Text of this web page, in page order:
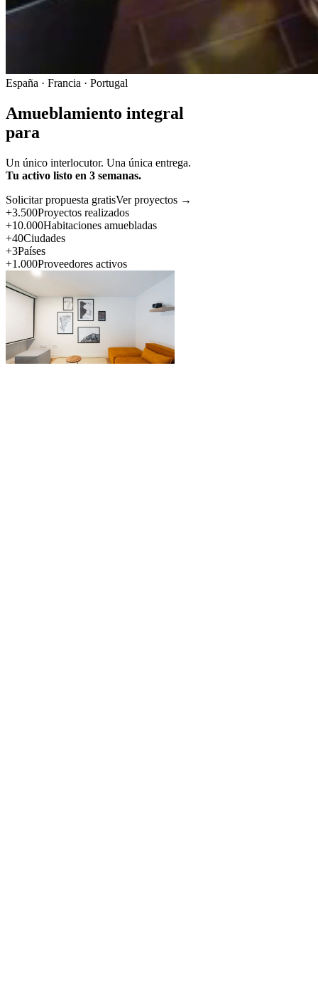
España · Francia · Portugal
Amueblamiento integral
para
Un único interlocutor. Una única entrega.
Tu activo listo en 3 semanas.
Solicitar propuesta gratisVer proyectos →
+3.500Proyectos realizados
+10.000Habitaciones amuebladas
+40Ciudades
+3Países
+1.000Proveedores activos